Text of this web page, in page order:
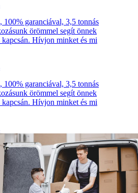
100% garanciával, 3,5 tonnás
örömmel segít önnek
Hívjon minket és mi
100% garanciával, 3,5 tonnás
örömmel segít önnek
Hívjon minket és mi